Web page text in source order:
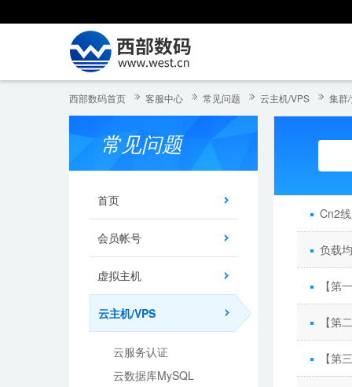
西部数码首页 客服中心 常见问题 云主机/VPS 集群
常见问题
首页
会员帐号
虚拟主机
云主机/VPS
云服务认证
云数据库MySQL
Cn2
负载
【第
【第
【第